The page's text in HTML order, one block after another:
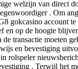
welzijn van direct
. Om
gokcasino account
en op de hoogte
transactie moeten
en bevestiging
rolspeler
. Terwijl het